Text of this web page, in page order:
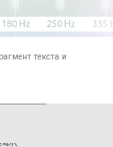
текста и